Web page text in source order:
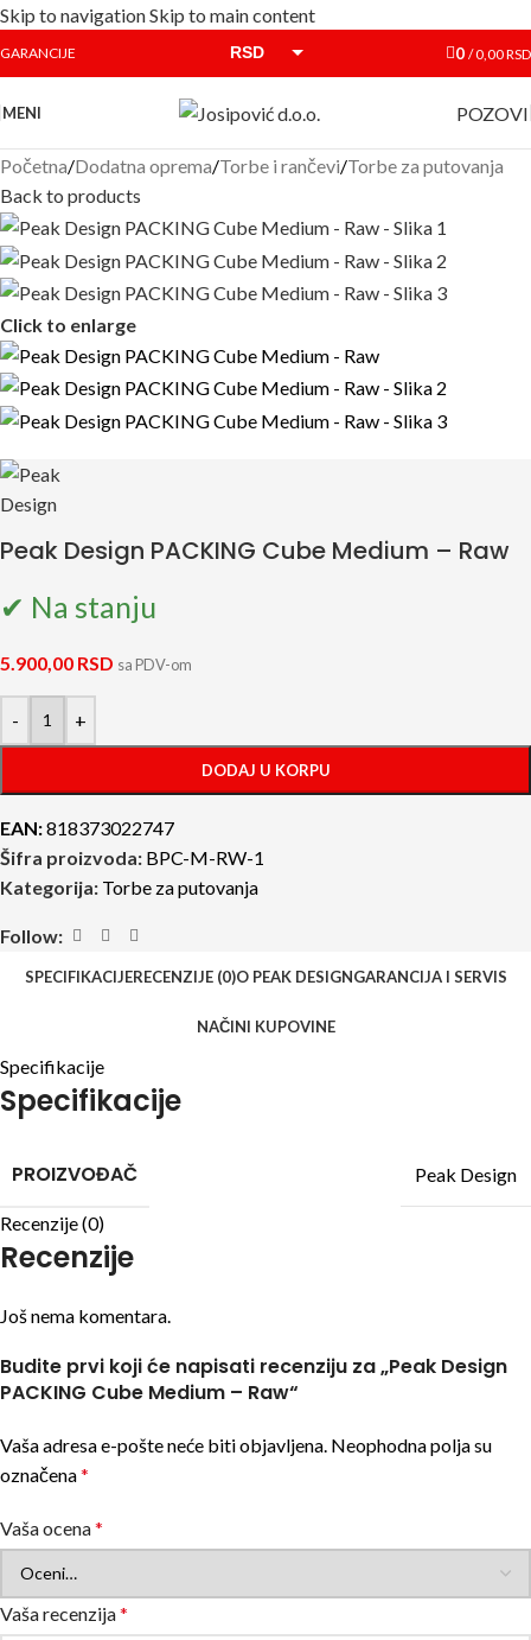
Skip to navigationSkip to main content
GARANCIJE RSD 0 /0,00RSD
MENI POZOVI
Početna/Dodatna oprema/Torbe i rančevi/Torbe za putovanja
Back to products
Click to enlarge
Peak Design PACKING Cube Medium – Raw
✔ Na stanju
5.900,00 RSD sa PDV-om
- +
DODAJ U KORPU
EAN:818373022747
Šifra proizvoda: BPC-M-RW-1
Kategorija: Torbe za putovanja
Follow:
SPECIFIKACIJERECENZIJE (0)O PEAK DESIGNGARANCIJA I SERVIS
NAČINI KUPOVINE
Specifikacije
Specifikacije
PROIZVOĐAČ Peak Design
Recenzije (0)
Recenzije
Još nema komentara.
Budite prvi koji će napisati recenziju za „Peak Design
PACKING Cube Medium – Raw“
Vaša adresa e-pošte neće biti objavljena. Neophodna polja su
označena*
Vaša ocena*
Vaša recenzija*